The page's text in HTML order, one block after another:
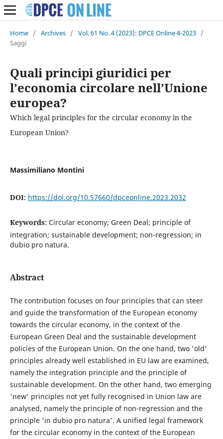
Home / Archives / Vol. 61 No. 4 (2023): DPCE Online 4-2023 /
Saggi
Quali principi giuridici per
l’economia circolare nell’Unione
europea?
Which legal principles for the circular economy in the
European Union?
Massimiliano Montini
DOI: https://doi.org/10.57660/dpceonline.2023.2032
Keywords: Circular economy; Green Deal; principle of
integration; sustainable development; non-regression; in
dubio pro natura.
Abstract
The contribution focuses on four principles that can steer
and guide the transformation of the European economy
towards the circular economy, in the context of the
European Green Deal and the sustainable development
policies of the European Union. On the one hand, two 'old'
principles already well established in EU law are examined,
namely the integration principle and the principle of
sustainable development. On the other hand, two emerging
'new' principles not yet fully recognised in Union law are
analysed, namely the principle of non-regression and the
principle 'in dubio pro natura'. A unified legal framework
for the circular economy in the context of the European